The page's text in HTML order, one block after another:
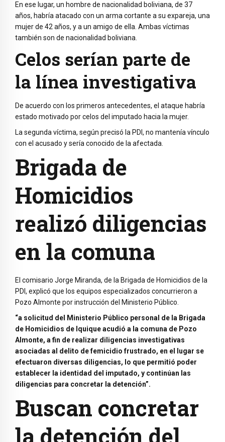
En ese lugar, un hombre de nacionalidad boliviana, de 37
años, habría atacado con un arma cortante a su expareja, una
mujer de 42 años, y a un amigo de ella. Ambas víctimas
también son de nacionalidad boliviana.
Celos serían parte de
la línea investigativa
De acuerdo con los primeros antecedentes, el ataque habría
estado motivado por celos del imputado hacia la mujer.
La segunda víctima, según precisó la PDI, no mantenía vínculo
con el acusado y sería conocido de la afectada.
Brigada de
Homicidios
realizó diligencias
en la comuna
El comisario Jorge Miranda, de la Brigada de Homicidios de la
PDI, explicó que los equipos especializados concurrieron a
Pozo Almonte por instrucción del Ministerio Público.
“a solicitud del Ministerio Público personal de la Brigada
de Homicidios de Iquique acudió a la comuna de Pozo
Almonte, a fin de realizar diligencias investigativas
asociadas al delito de femicidio frustrado, en el lugar se
efectuaron diversas diligencias, lo que permitió poder
establecer la identidad del imputado, y continúan las
diligencias para concretar la detención”.
Buscan concretar
la detención del